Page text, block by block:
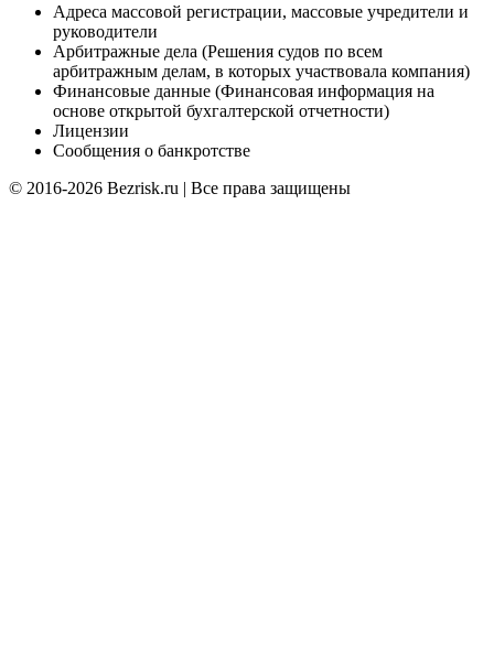
Адреса массовой регистрации, массовые учредители и
руководители
Арбитражные дела (Решения судов по всем
арбитражным делам, в которых участвовала компания)
Финансовые данные (Финансовая информация на
основе открытой бухгалтерской отчетности)
Лицензии
Сообщения о банкротстве
© 2016-2026 Bezrisk.ru | Все права защищены